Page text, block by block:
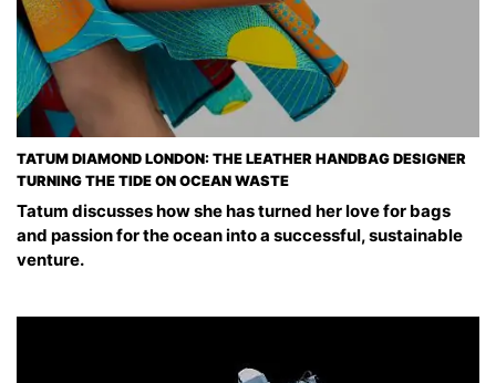
TATUM DIAMOND LONDON: THE LEATHER HANDBAG DESIGNER
TURNING THE TIDE ON OCEAN WASTE
Tatum discusses how she has turned her love for bags
and passion for the ocean into a successful, sustainable
venture.